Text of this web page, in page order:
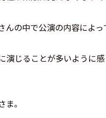
んの中で公演の内容によっ
演じることが多いように
。